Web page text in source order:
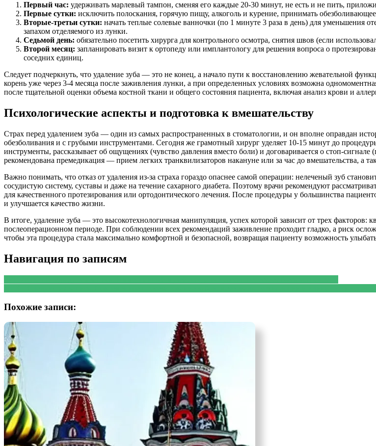
Первый час: удерживать марлевый тампон, сменяя его каждые 20-30 минут, не есть и не пить,
Первые сутки: исключить полоскания, горячую пищу, алкоголь и курение, принимать
Вторые-третьи сутки: начать теплые солевые ванночки (по 1 минуте 3 раза в день) для уменьшения
запахом отделяемого из лунки.
Седьмой день: обязательно посетить хирурга для контрольного осмотра, снятия швов (если
Второй месяц: запланировать визит к ортопеду или имплантологу для решения вопроса о
соседних единиц.
Следует подчеркнуть, что удаление зуба — это не конец, а начало пути к восстановлению жевательной
корень уже через 3-4 месяца после заживления лунки, а при определенных условиях возможна
после тщательной оценки объема костной ткани и общего состояния пациента, включая анализ крови и
Психологические аспекты и подготовка к вмешательству
Страх перед удалением зуба — один из самых распространенных в стоматологии, и он вполне оправдан
обезболивания и с грубыми инструментами. Сегодня же грамотный хирург уделяет 10-15 минут до
инструменты, рассказывает об ощущениях (чувство давления вместо боли) и договаривается о стоп-сигнале
рекомендована премедикация — прием легких транквилизаторов накануне или за час до вмешательства, а
Важно понимать, что отказ от удаления из-за страха гораздо опаснее самой операции: нелеченый зуб
сосудистую систему, суставы и даже на течение сахарного диабета. Поэтому врачи рекомендуют
для качественного протезирования или ортодонтического лечения. После процедуры у большинства
и улучшается качество жизни.
В итоге, удаление зуба — это высокотехнологичная манипуляция, успех которой зависит от трех факторов:
послеоперационном периоде. При соблюдении всех рекомендаций заживление проходит гладко, а риск
чтобы эта процедура стала максимально комфортной и безопасной, возвращая пациенту возможность
Навигация по записям
Похожие записи: